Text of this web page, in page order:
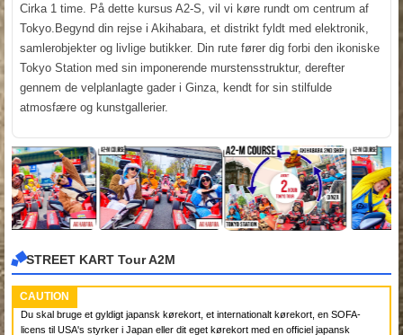
Cirka 1 time. På dette kursus A2-S, vil vi køre rundt om centrum af
Tokyo.Begynd din rejse i Akihabara, et distrikt fyldt med elektronik,
samlerobjekter og livlige butikker. Din rute fører dig forbi den ikoniske
Tokyo Station med sin imponerende murstensstruktur, derefter
gennem de velplanlagte gader i Ginza, kendt for sin stilfulde
atmosfære og kunstgallerier.
STREET KART Tour A2M
CAUTION
Du skal bruge et gyldigt japansk kørekort, et internationalt kørekort, en SOFA-
licens til USA's styrker i Japan eller dit eget kørekort med en officiel japansk